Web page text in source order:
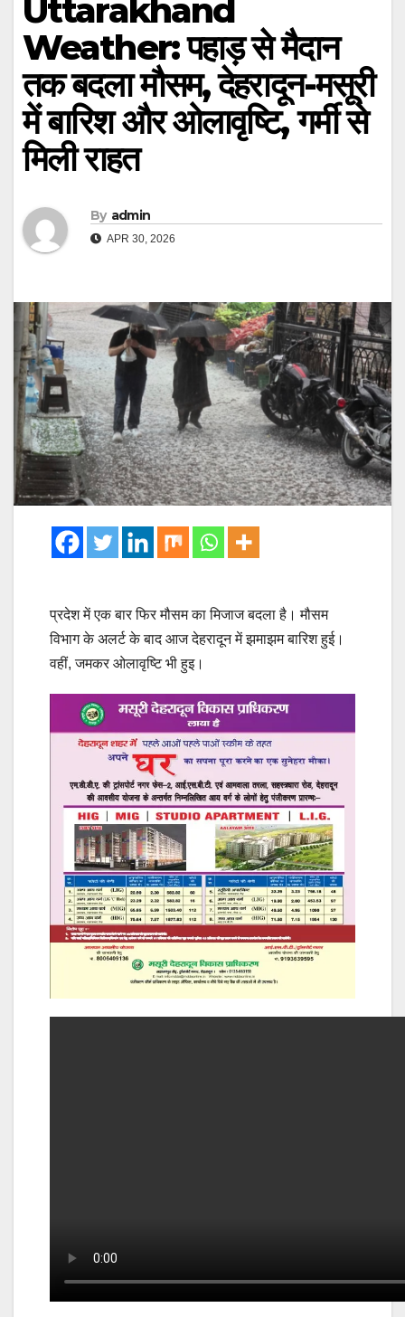
Uttarakhand
Weather: पहाड़ से मैदान
तक बदला मौसम, देहरादून-मसूरी
में बारिश और ओलावृष्टि, गर्मी से
मिली राहत
By admin
APR 30, 2026
प्रदेश में एक बार फिर मौसम का मिजाज बदला है। मौसम
विभाग के अलर्ट के बाद आज देहरादून में झमाझम बारिश हुई।
वहीं, जमकर ओलावृष्टि भी हुइ।